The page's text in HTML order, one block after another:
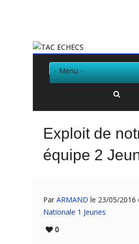
- Menu -
Exploit de
équipe 2
Par ARMAND le 23/05/2016
Nationale 1 Jeunes
0